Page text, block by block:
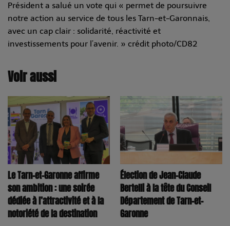
Président a salué un vote qui « permet de poursuivre
notre action au service de tous les Tarn-et-Garonnais,
avec un cap clair : solidarité, réactivité et
investissements pour l’avenir. » crédit photo/CD82
Voir aussi
Le Tarn-et-Garonne affirme
son ambition : une soirée
dédiée à l’attractivité et à la
notoriété de la destination
Élection de Jean-Claude
Bertelli à la tête du Conseil
Département de Tarn-et-
Garonne